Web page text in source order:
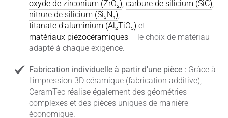
oxyde de zirconium (ZrO₂), carbure de silicium (SiC),
nitrure de silicium (Si₃N₄),
titanate d'aluminium (Al₂TiO₅) et
matériaux piézocéramiques – le choix de matériau
adapté à chaque exigence.
Fabrication individuelle à partir d'une pièce : Grâce à
l'impression 3D céramique (fabrication additive),
CeramTec réalise également des géométries
complexes et des pièces uniques de manière
économique.